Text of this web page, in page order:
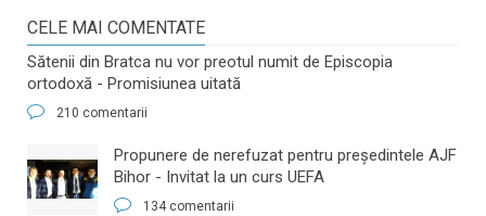
CELE MAI COMENTATE
Sătenii din Bratca nu vor preotul numit de Episcopia
ortodoxă - Promisiunea uitată
210 comentarii
​Propunere de nerefuzat pentru preşedintele AJF
Bihor - Invitat la un curs UEFA
134 comentarii